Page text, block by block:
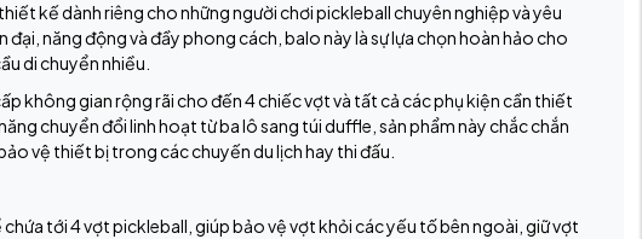
kế dành riêng cho những người chơi pickleball chuyên nghiệp và yêu
năng động và đầy phong cách, balo này là sự lựa chọn hoàn hảo cho
di chuyển nhiều.
không gian rộng rãi cho đến 4 chiếc vợt và tất cả các phụ kiện cần thiết
chuyển đổi linh hoạt từ ba lô sang túi duffle, sản phẩm này chắc chắn
vệ thiết bị trong các chuyến du lịch hay thi đấu.
tới 4 vợt pickleball, giúp bảo vệ vợt khỏi các yếu tố bên ngoài, giữ vợt